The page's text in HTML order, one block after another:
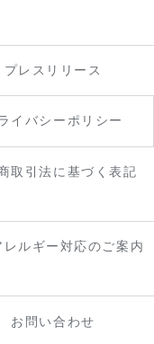
プレスリリース
イバシーポリシー
取引法に基づく表記
レルギー対応のご案内
お問い合わせ